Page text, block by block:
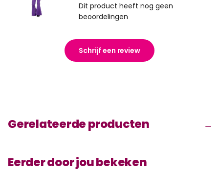
Dit product heeft nog geen
beoordelingen
Schrijf een review
Gerelateerde producten
Eerder door jou bekeken